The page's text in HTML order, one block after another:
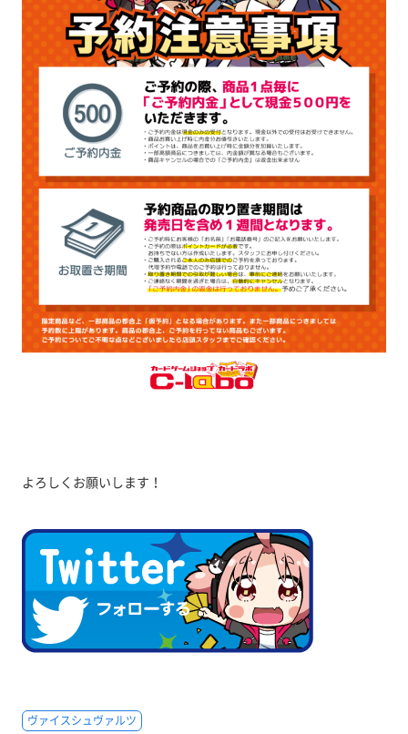
よろしくお願いします！
ヴァイスシュヴァルツ